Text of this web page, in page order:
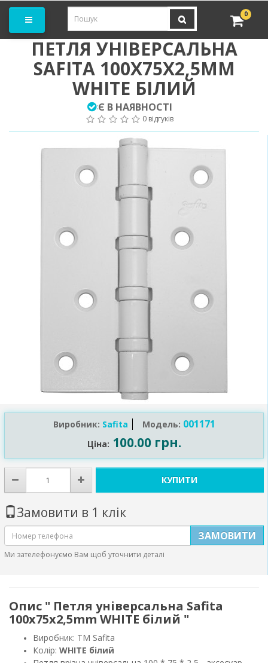
0
ПЕТЛЯ УНІВЕРСАЛЬНА
SAFITA 100Х75Х2,5MM
WHITE БІЛИЙ
:Є В НАЯВНОСТІ
0 відгуків
Виробник: Safita Модель: 001171
Ціна: 100.00 грн.
КУПИТИ
Замовити в 1 клік
ЗАМОВИТИ
Ми зателефонуємо Вам щоб уточнити деталі
Опис " Петля універсальна Safita
100х75х2,5mm WHITE білий "
Виробник: ТМ Safita
Колір: WHITE білий